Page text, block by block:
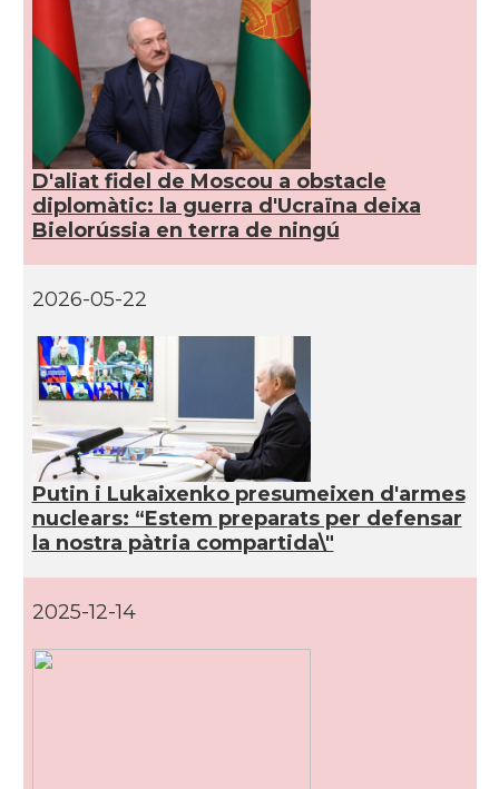
D'aliat fidel de Moscou a obstacle
diplomàtic: la guerra d'Ucraïna deixa
Bielorússia en terra de ningú
2026-05-22
Putin i Lukaixenko presumeixen d'armes
nuclears: “Estem preparats per defensar
la nostra pàtria compartida\"
2025-12-14